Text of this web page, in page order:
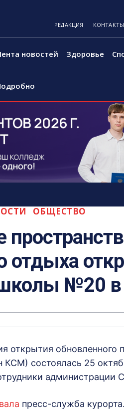
РЕДАКЦИЯ КОНТАКТЫ
новостей Здоровье
ОБЩЕСТВО
отдыха
№20
открытия обновленного
состоялась 25
администрации
пресс-служба курорта.